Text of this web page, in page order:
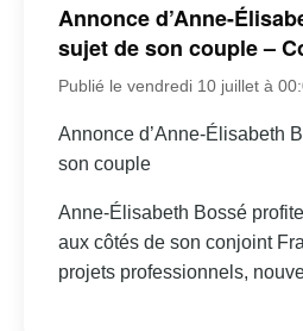
Annonce d’Anne-
sujet de son couple –
Publié le vendredi 10 juillet à
Annonce d’Anne-Élisabeth
son couple
Anne-Élisabeth Bossé
aux côtés de son conjoint
projets professionnels,